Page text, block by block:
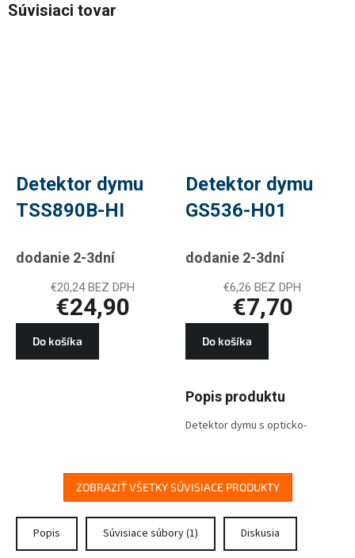
Súvisiaci tovar
Detektor dymu
TSS890B-HI
dodanie 2-3dní
€20,24 BEZ DPH
€24,90
Do košíka
Detektor dymu
GS536-H01
dodanie 2-3dní
€6,26 BEZ DPH
€7,70
Do košíka
Popis produktu
Detektor dymu s opticko-
ZOBRAZIŤ VŠETKY SÚVISIACE PRODUKTY
Popis Súvisiace súbory (1) Diskusia